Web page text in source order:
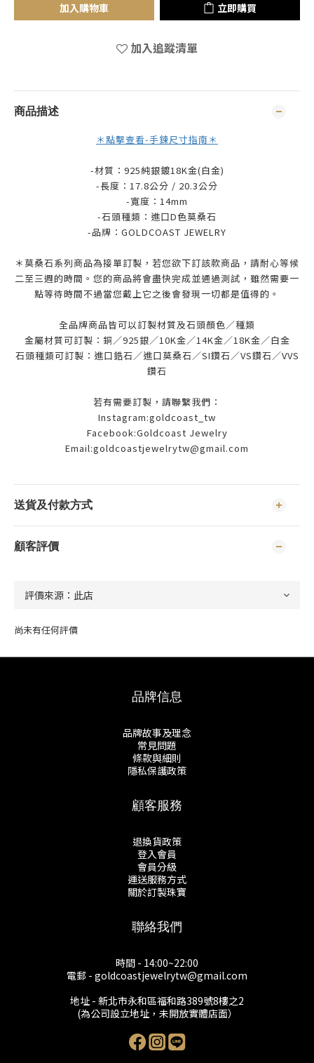
加入購物車 立即購買
加入追蹤清單
商品描述
＊點擊查看-手鍊尺寸指南＊
-材質：925純銀鍍18K金(白金)
-長度：17.8公分 / 20.3公分
-寬度：14mm
-石頭種類：進口D色莫桑石
-品牌： GOLDCOAST JEWELRY
＊莫桑石系列商品為接單訂製，若您欲下訂該款商品，請耐心等候
二至三週的時間。您的商品將會盡快完成並通過測試，雖然需要一
點等待時間不過當您戴上它之後會發現一切都是值得的。
全品牌商品皆可以訂製材質及石頭顏色／種類
金屬材質可訂製：銅／925銀／10K金／14K金／18K金／白金
石頭種類可訂製：進口鋯石／進口莫桑石／SI鑽石／VS鑽石／VVS
鑽石
若有需要訂製，請聯繫我們：
Instagram:goldcoast_tw
Facebook:Goldcoast Jewelry
Email:goldcoastjewelrytw@gmail.com
送貨及付款方式
顧客評價
尚未有任何評價
品牌信息
品牌故事及理念
常見問題
條款與細則
隱私保護政策
顧客服務
退換貨政策
登入會員
會員分級
運送服務方式
關於訂製珠寶
聯絡我們
時間 - 14:00~22:00
電郵 - goldcoastjewelrytw@gmail.com
地址 - 新北市永和區福和路389號8樓之2
(為公司設立地址，未開放實體店面）